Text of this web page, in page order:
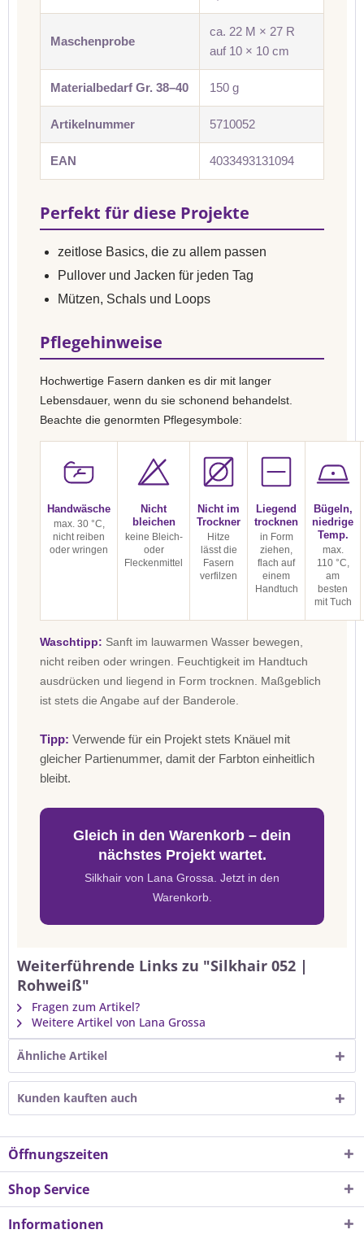
Maschenprobe
ca. 22 M × 27 R
auf 10 × 10 cm
Materialbedarf Gr. 38–40 150 g
Artikelnummer 5710052
EAN 4033493131094
Perfekt für diese Projekte
zeitlose Basics, die zu allem passen
Pullover und Jacken für jeden Tag
Mützen, Schals und Loops
Pflegehinweise
Hochwertige Fasern danken es dir mit langer
Lebensdauer, wenn du sie schonend behandelst.
Beachte die genormten Pflegesymbole:
Handwäsche
max. 30 °C,
nicht reiben
oder wringen
Nicht
bleichen
keine Bleich-
oder
Fleckenmittel
Nicht im
Trockner
Hitze
lässt die
Fasern
verfilzen
Liegend
trocknen
in Form
ziehen,
flach auf
einem
Handtuch
Bügeln,
niedrige
Temp.
max.
110 °C,
am
besten
mit Tuch
Waschtipp: Sanft im lauwarmen Wasser bewegen,
nicht reiben oder wringen. Feuchtigkeit im Handtuch
ausdrücken und liegend in Form trocknen. Maßgeblich
ist stets die Angabe auf der Banderole.
Tipp: Verwende für ein Projekt stets Knäuel mit
gleicher Partienummer, damit der Farbton einheitlich
bleibt.
Gleich in den Warenkorb – dein
nächstes Projekt wartet.
Silkhair von Lana Grossa. Jetzt in den
Warenkorb.
Weiterführende Links zu "Silkhair 052 |
Rohweiß"
Fragen zum Artikel?
Weitere Artikel von Lana Grossa
Ähnliche Artikel
Kunden kauften auch
Öffnungszeiten
Shop Service
Informationen